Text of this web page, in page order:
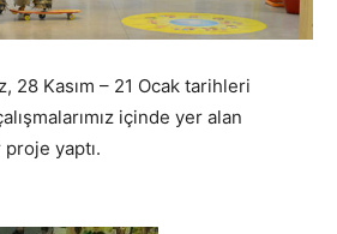
28 Kasım – 21 Ocak tarihleri
içinde yer alan
yaptı.